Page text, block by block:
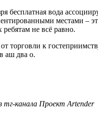
бесплатная вода
местами –
ребятам не всё равно.
торговли к
аш два о.
тг-канала Проект Artender